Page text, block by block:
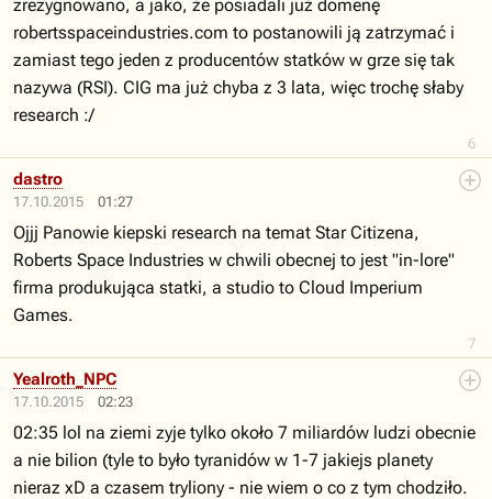
6
zrezygnowano, a jako, że posiadali już domenę
robertsspaceindustries.com to postanowili ją zatrzymać i
zamiast tego jeden z producentów statków w grze się tak
nazywa (RSI). CIG ma już chyba z 3 lata, więc trochę słaby
research :/
17.10.2015 01:27
7
dastro
Ojjj Panowie kiepski research na temat Star Citizena,
Roberts Space Industries w chwili obecnej to jest "in-lore"
firma produkująca statki, a studio to Cloud Imperium
Games.
17.10.2015 02:23
Yealroth_NPC
02:35 lol na ziemi zyje tylko około 7 miliardów ludzi obecnie
a nie bilion (tyle to było tyranidów w 1-7 jakiejs planety
nieraz xD a czasem tryliony - nie wiem o co z tym chodziło.